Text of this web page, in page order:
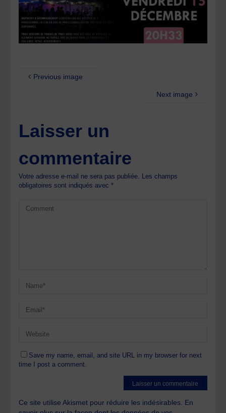
Previous image
Next image
Laisser un
commentaire
Votre adresse e-mail ne sera pas publiée. Les champs
obligatoires sont indiqués avec*
Save my name, email, and site URL in my browser for next
time I post a comment.
Ce site utilise Akismet pour réduire les indésirables. En